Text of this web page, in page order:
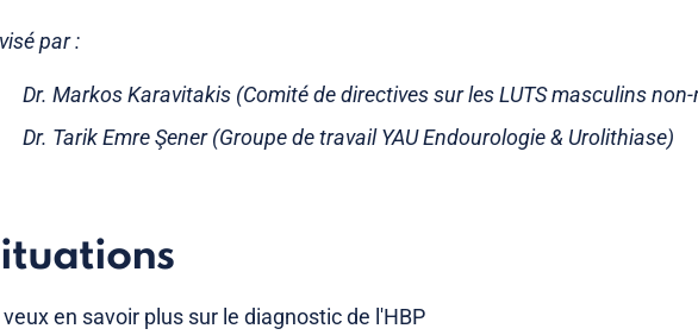
par :
Dr. Markos Karavitakis (Comité de directives sur les LUTS masculins
Dr. Tarik Emre Şener (Groupe de travail YAU Endourologie & Urolithiase)
en savoir plus sur le diagnostic de l'HBP